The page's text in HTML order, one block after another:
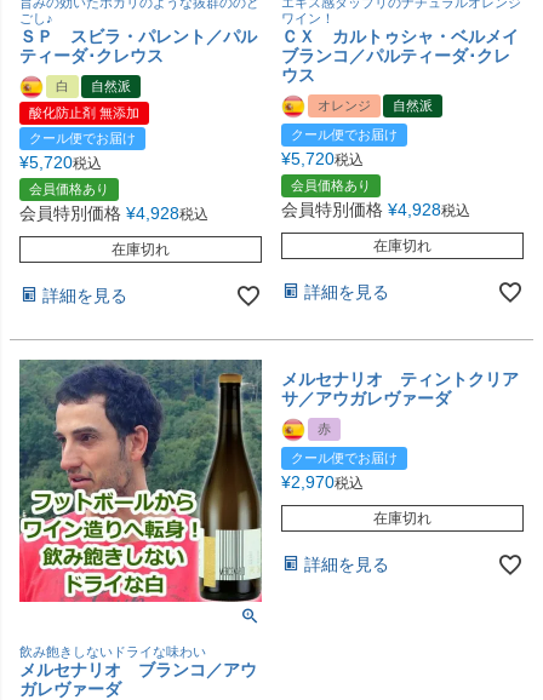
ごし♪
ＳＰ スビラ・パレント／パル
ティーダ･クレウス
白
自然派
酸化防止剤 無添加
クール便でお届け
¥5,720税込
会員価格あり
会員特別価格 ¥4,928税込
在庫切れ
詳細を見る
ワイン！
ＣＸ カルトゥシャ・ベルメイ
ブランコ／パルティーダ･クレ
ウス
オレンジ
自然派
クール便でお届け
¥5,720税込
会員価格あり
会員特別価格 ¥4,928税込
在庫切れ
詳細を見る
飲み飽きしないドライな味わい
メルセナリオ ブランコ／アウ
ガレヴァーダ
メルセナリオ ティントクリア
サ／アウガレヴァーダ
赤
クール便でお届け
¥2,970税込
在庫切れ
詳細を見る